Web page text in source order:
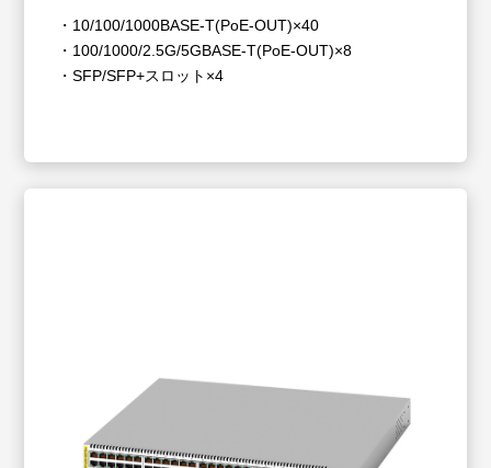
・10/100/1000BASE-T(PoE-OUT)×40
・100/1000/2.5G/5GBASE-T(PoE-OUT)×8
・SFP/SFP+スロット×4